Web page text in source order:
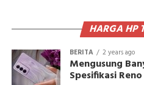
HARGA HP
BERITA 2 years ago
Mengusung
Spesifikasi